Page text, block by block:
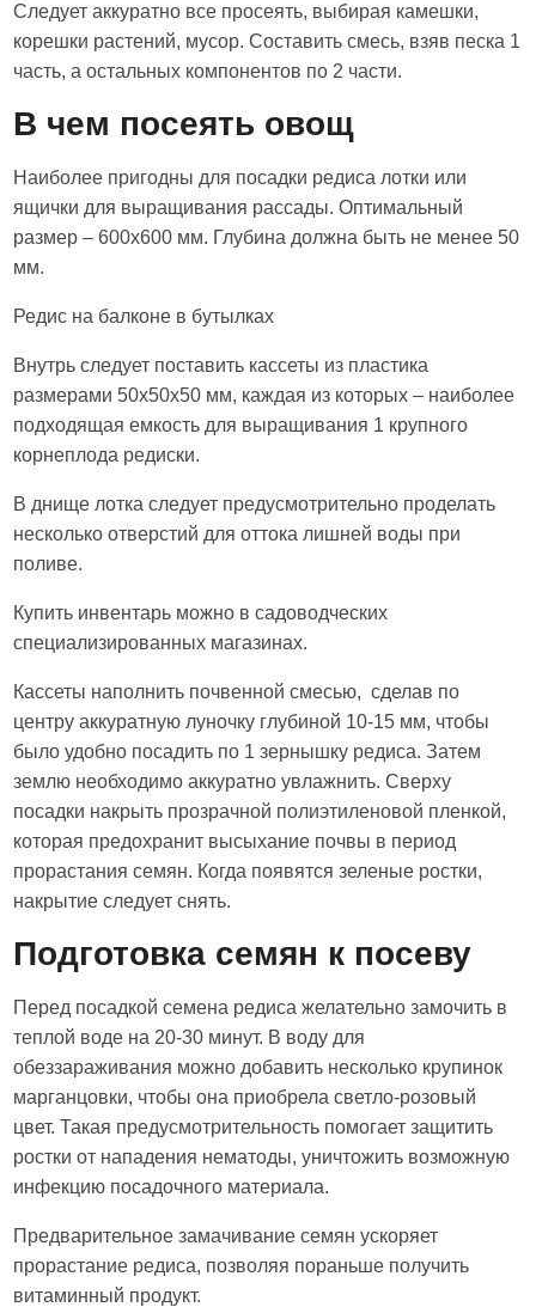
Следует аккуратно все просеять, выбирая камешки,
корешки растений, мусор. Составить смесь, взяв песка 1
часть, а остальных компонентов по 2 части.
В чем посеять овощ
Наиболее пригодны для посадки редиса лотки или
ящички для выращивания рассады. Оптимальный
размер – 600х600 мм. Глубина должна быть не менее 50
мм.
Редис на балконе в бутылках
Внутрь следует поставить кассеты из пластика
размерами 50х50х50 мм, каждая из которых – наиболее
подходящая емкость для выращивания 1 крупного
корнеплода редиски.
В днище лотка следует предусмотрительно проделать
несколько отверстий для оттока лишней воды при
поливе.
Купить инвентарь можно в садоводческих
специализированных магазинах.
Кассеты наполнить почвенной смесью, сделав по
центру аккуратную луночку глубиной 10-15 мм, чтобы
было удобно посадить по 1 зернышку редиса. Затем
землю необходимо аккуратно увлажнить. Сверху
посадки накрыть прозрачной полиэтиленовой пленкой,
которая предохранит высыхание почвы в период
прорастания семян. Когда появятся зеленые ростки,
накрытие следует снять.
Подготовка семян к посеву
Перед посадкой семена редиса желательно замочить в
теплой воде на 20-30 минут. В воду для
обеззараживания можно добавить несколько крупинок
марганцовки, чтобы она приобрела светло-розовый
цвет. Такая предусмотрительность помогает защитить
ростки от нападения нематоды, уничтожить возможную
инфекцию посадочного материала.
Предварительное замачивание семян ускоряет
прорастание редиса, позволяя пораньше получить
витаминный продукт.